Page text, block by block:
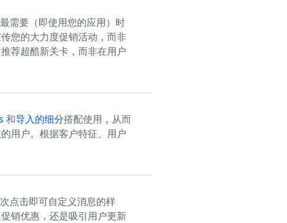
需要（即使用您的应用）时
您的大力度促销活动，而非
荐超酷新关卡，而非在用户
和导入的细分搭配使用，从而
用户。根据客户特征、用户
次点击即可自定义消息的样
销优惠，还是吸引用户更新